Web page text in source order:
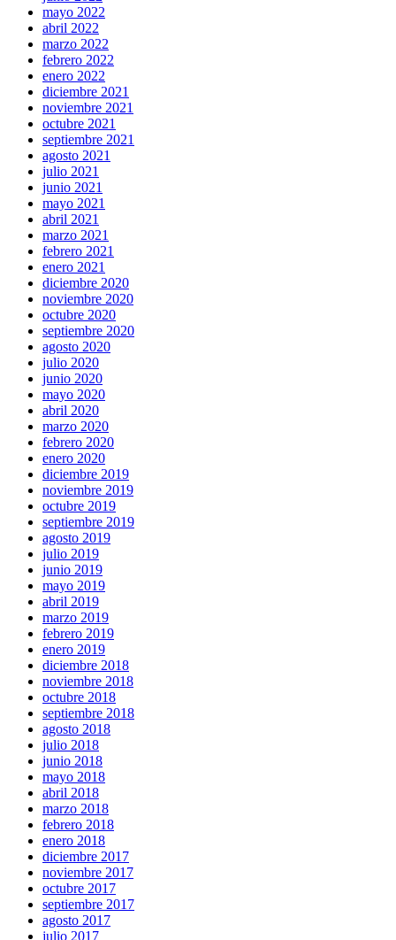
mayo 2022
abril 2022
marzo 2022
febrero 2022
enero 2022
diciembre 2021
noviembre 2021
octubre 2021
septiembre 2021
agosto 2021
julio 2021
junio 2021
mayo 2021
abril 2021
marzo 2021
febrero 2021
enero 2021
diciembre 2020
noviembre 2020
octubre 2020
septiembre 2020
agosto 2020
julio 2020
junio 2020
mayo 2020
abril 2020
marzo 2020
febrero 2020
enero 2020
diciembre 2019
noviembre 2019
octubre 2019
septiembre 2019
agosto 2019
julio 2019
junio 2019
mayo 2019
abril 2019
marzo 2019
febrero 2019
enero 2019
diciembre 2018
noviembre 2018
octubre 2018
septiembre 2018
agosto 2018
julio 2018
junio 2018
mayo 2018
abril 2018
marzo 2018
febrero 2018
enero 2018
diciembre 2017
noviembre 2017
octubre 2017
septiembre 2017
agosto 2017
julio 2017